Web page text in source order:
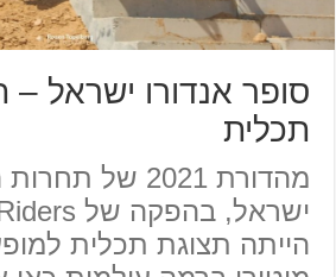
סופר אנדורו ישראל –
תכלית
מהדורת 2021 של
הייתה תצוגת תכלית